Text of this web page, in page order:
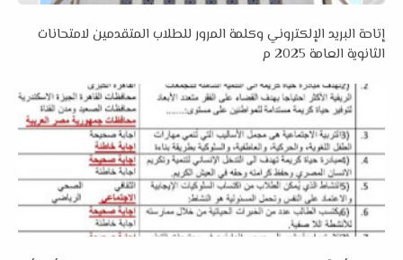
إتاحة البريد الإلكتروني وكلمة المرور للطلاب المتقدمين لامتحانات
الثانوية العامة 2025 م